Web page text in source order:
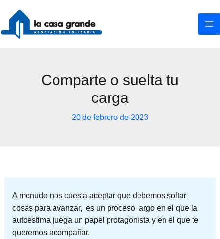
contenido
Comparte o suelta tu
carga
20 de febrero de 2023
A menudo nos cuesta aceptar que debemos soltar
cosas para avanzar, es un proceso largo en el que la
autoestima juega un papel protagonista y en el que te
queremos acompañar.